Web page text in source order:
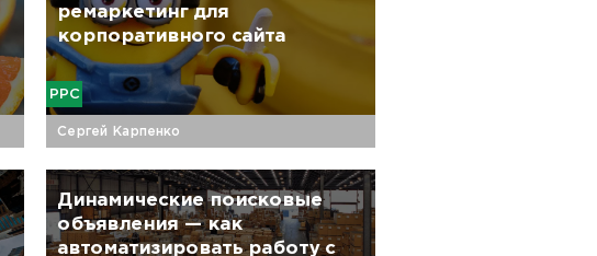
ремаркетинг для
корпоративного сайта
PPC
Сергей Карпенко
Динамические поисковые
объявления — как
автоматизировать работу с